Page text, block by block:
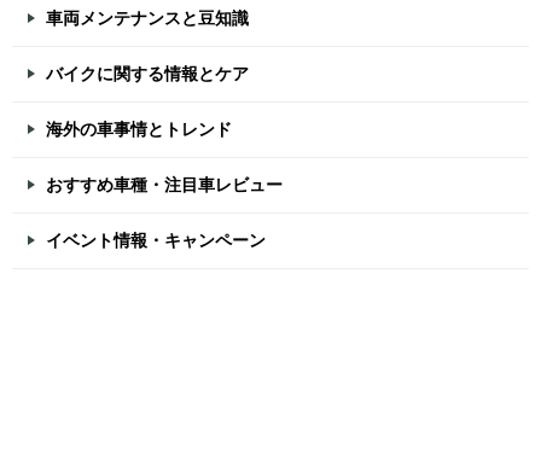
車両メンテナンスと豆知識
バイクに関する情報とケア
海外の車事情とトレンド
おすすめ車種・注目車レビュー
イベント情報・キャンペーン